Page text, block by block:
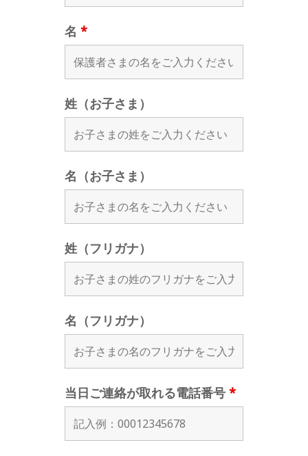
名 *
姓（お子さま）
名（お子さま）
姓（フリガナ）
名（フリガナ）
当日ご連絡が取れる電話番号 *